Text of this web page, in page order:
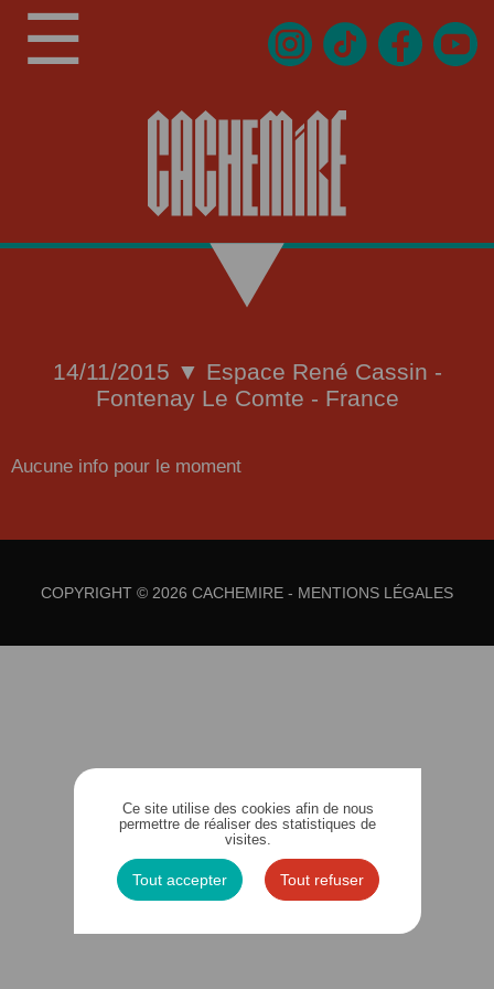
☰
14/11/2015 ▼ Espace René Cassin -
Fontenay Le Comte - France
Aucune info pour le moment
COPYRIGHT © 2026 CACHEMIRE - MENTIONS LÉGALES
Ce site utilise des cookies afin de nous
permettre de réaliser des statistiques de
visites.
Tout accepter Tout refuser